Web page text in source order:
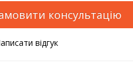
консультацію
відгук